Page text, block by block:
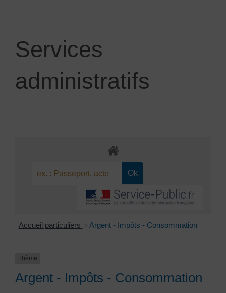
Services
administratifs
Accueil particuliers > Argent - Impôts - Consommation
Thème
Argent - Impôts - Consommation